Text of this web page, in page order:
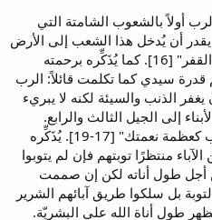
أولاً بالشعوب الشامتة التي
يقدر أن يُدخل هذا الشعب إلى الأرض
التي حلف لهم قتلهم في القفر" [16]. كما يُذَكِّره برحمته
قدرة سيدي كما تكلمت قائلاً: الرب
الذنب والسيئة لكنه لا يبريء
إلى الجيل الثالث والرابع.
اصفح عن ذنب هذا الشعب كعظمة نعمتك" [17-19]. يُذَكِّره
منتظرًا توبتهم فإن لم يتوبوا
أجل طول أناته لكن إن صممت
بل سلكوا طريق آبائهم الشرير
هكذا تظهر طول أناة الله على البشريّة.